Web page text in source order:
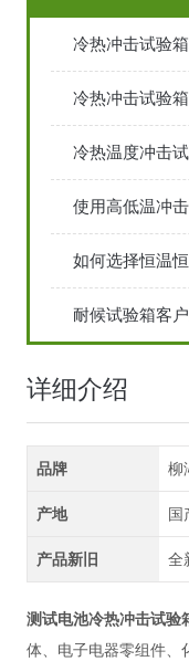
冷热冲击试验
冷热冲击试验
冷热温度冲击
使用高低温冲
如何选择恒温
耐候试验箱客
详细介绍
品牌 柳
产地 国
产品新旧 全
测试电池冷热冲击试验
体、电子电器零组件、